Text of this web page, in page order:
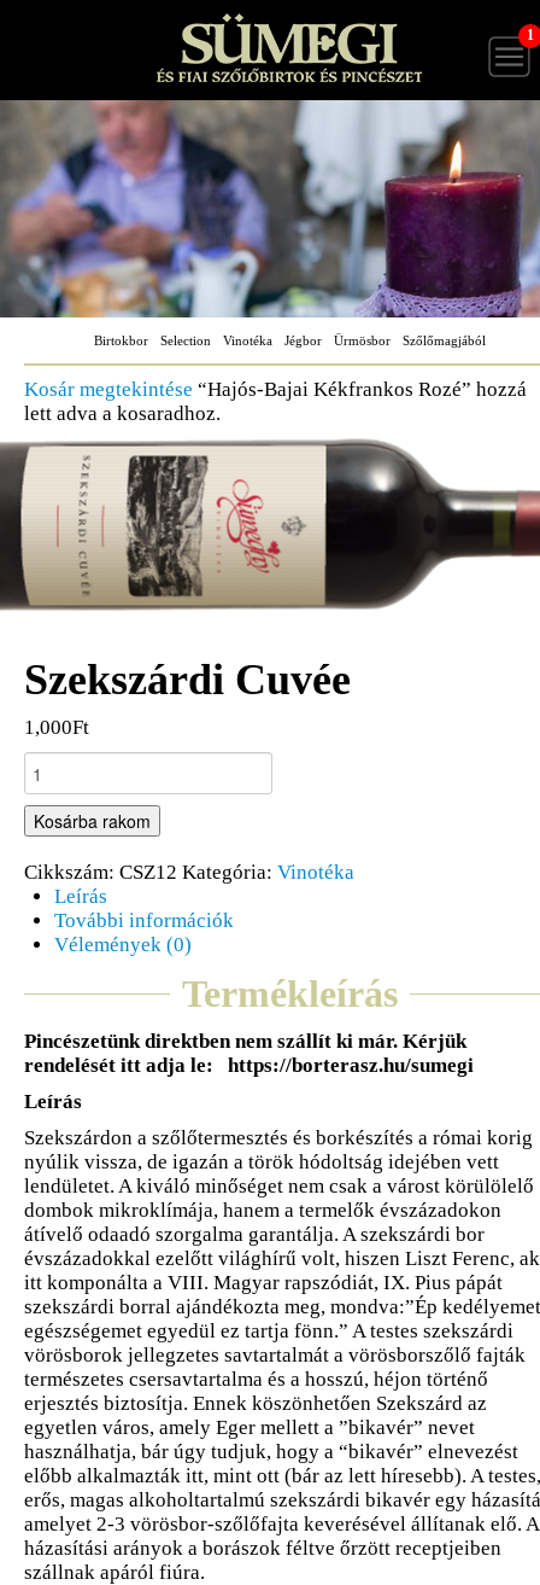
1
Birtokbor Selection Vinotéka Jégbor Ürmösbor Szőlőmagjából
Kosár megtekintése “Hajós-Bajai Kékfrankos Rozé” hozzá
lett adva a kosaradhoz.
Szekszárdi Cuvée
1,000Ft
Kosárba rakom
Cikkszám: CSZ12 Kategória: Vinotéka
Leírás
További információk
Vélemények (0)
Termékleírás
Pincészetünk direktben nem szállít ki már. Kérjük
rendelését itt adja le: https://borterasz.hu/sumegi
Leírás
Szekszárdon a szőlőtermesztés és borkészítés a római korig
nyúlik vissza, de igazán a török hódoltság idejében vett
lendületet. A kiváló minőséget nem csak a várost körülölelő
dombok mikroklímája, hanem a termelők évszázadokon
átívelő odaadó szorgalma garantálja. A szekszárdi bor
évszázadokkal ezelőtt világhírű volt, hiszen Liszt Ferenc,
itt komponálta a VIII. Magyar rapszódiát, IX. Pius pápát
szekszárdi borral ajándékozta meg, mondva:”Ép
egészségemet egyedül ez tartja fönn.” A testes szekszárdi
vörösborok jellegzetes savtartalmát a vörösborszőlő fajták
természetes csersavtartalma és a hosszú, héjon történő
erjesztés biztosítja. Ennek köszönhetően Szekszárd az
egyetlen város, amely Eger mellett a ”bikavér” nevet
használhatja, bár úgy tudjuk, hogy a “bikavér” elnevezést
előbb alkalmazták itt, mint ott (bár az lett híresebb). A testes,
erős, magas alkoholtartalmú szekszárdi bikavér egy
amelyet 2-3 vörösbor-szőlőfajta keverésével állítanak elő. A
házasítási arányok a borászok féltve őrzött receptjeiben
szállnak apáról fiúra.